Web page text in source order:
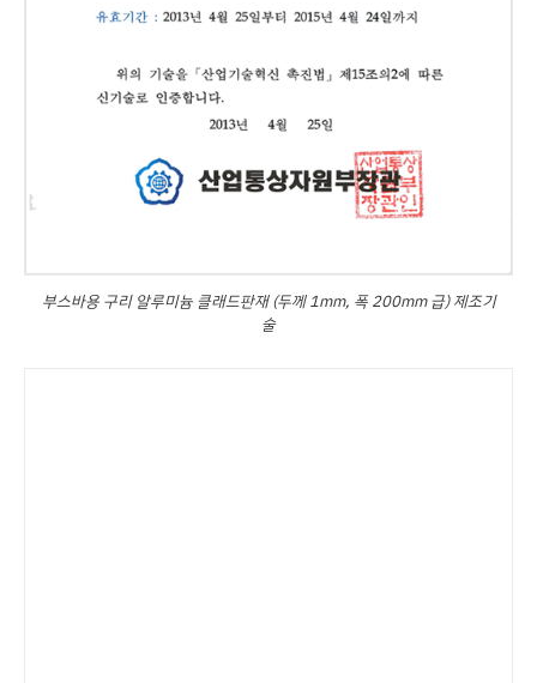
부스바용 구리 알루미늄 클래드판재 (두께 1mm, 폭 200mm 급) 제조기
술